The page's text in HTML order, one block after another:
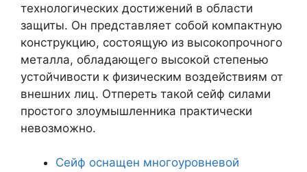
технологических достижений в области
защиты. Он представляет собой компактную
конструкцию, состоящую из высокопрочного
металла, обладающего высокой степенью
устойчивости к физическим воздействиям от
внешних лиц. Отпереть такой сейф силами
простого злоумышленника практически
невозможно.
Сейф оснащен многоуровневой